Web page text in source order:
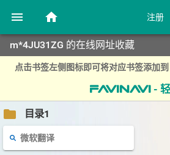
menu home 注册
m*4JU31ZG 的在线网址收藏
点击书签左侧图标即可将对应书签添加到
favinavi -
folder 目录1
微软翻译